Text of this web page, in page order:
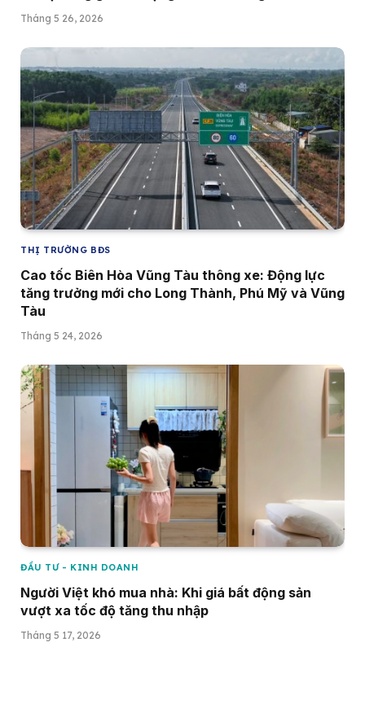
Tháng 5 26, 2026
THỊ TRƯỜNG BĐS
Cao tốc Biên Hòa Vũng Tàu thông xe: Động lực
tăng trưởng mới cho Long Thành, Phú Mỹ và Vũng
Tàu
Tháng 5 24, 2026
ĐẦU TƯ - KINH DOANH
Người Việt khó mua nhà: Khi giá bất động sản
vượt xa tốc độ tăng thu nhập
Tháng 5 17, 2026